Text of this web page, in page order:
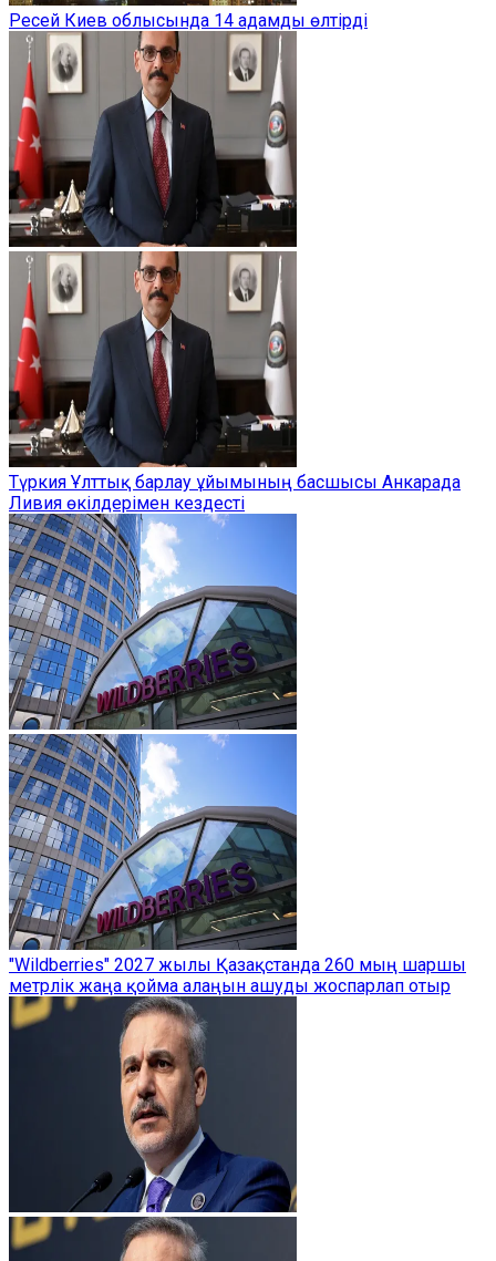
Ресей Киев облысында 14 адамды өлтірді
Түркия Ұлттық барлау ұйымының басшысы Анкарада
Ливия өкілдерімен кездесті
"Wildberries" 2027 жылы Қазақстанда 260 мың шаршы
метрлік жаңа қойма алаңын ашуды жоспарлап отыр